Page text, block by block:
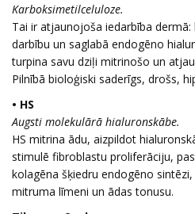
Karboksimetilceluloze.
Tai ir atjaunojoša iedarbība
darbību un saglabā endogēno
turpina savu dziļi mitrinošo un
Pilnībā bioloģiski saderīgs, drošs,
• HS
Augsti molekulārā hialuronskābe.
HS mitrina ādu, aizpildot
stimulē fibroblastu proliferāciju,
kolagēna šķiedru endogēno
mitruma līmeni un ādas tonusu.